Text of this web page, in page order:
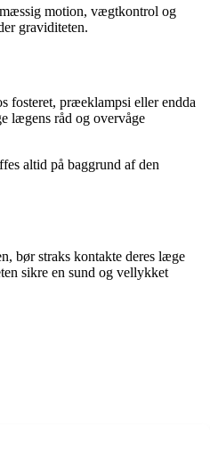
motion, vægtkontrol og
graviditeten.
fosteret, præeklampsi eller endda
lægens råd og overvåge
altid på baggrund af den
bør straks kontakte deres læge
sikre en sund og vellykket